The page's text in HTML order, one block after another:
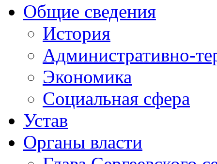
Общие сведения
История
Административно-
Экономика
Социальная сфера
Устав
Органы власти